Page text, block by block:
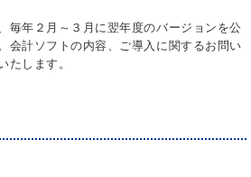
毎年２月～３月に翌年度のバージョンを公
会計ソフトの内容、ご導入に関するお問い
たします。